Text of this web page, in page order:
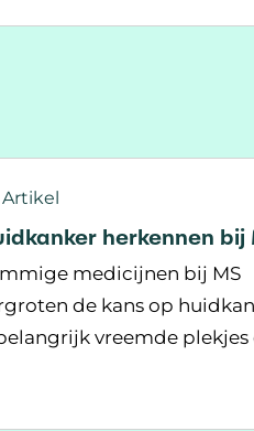
maar je klachten wel
meer over MS-
Artikel
herkennen bij
medicijnen bij MS
de kans op
vreemde plekjes